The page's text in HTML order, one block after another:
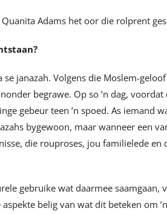
Adams het oor die rolprent
se janazah. Volgens die Moslem-
begrawe. Op so ’n dag,
gebeur teen ’n spoed. As iemand
bygewoon, maar wanneer een
die rouproses, jou familielede
gebruike wat daarmee saamgaan,
belig van wat dit beteken om